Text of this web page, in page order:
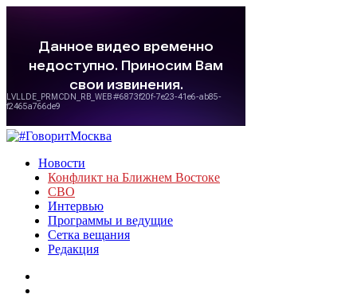
Новости
Конфликт на Ближнем Востоке
СВО
Интервью
Программы и ведущие
Сетка вещания
Редакция